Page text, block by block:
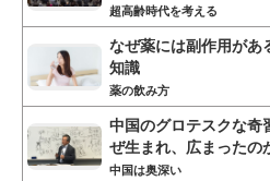
超高齢時代を考える
なぜ薬には副作用があ
知識
薬の飲み方
中国のグロテスクな奇
ぜ生まれ、広まったの
中国は奥深い